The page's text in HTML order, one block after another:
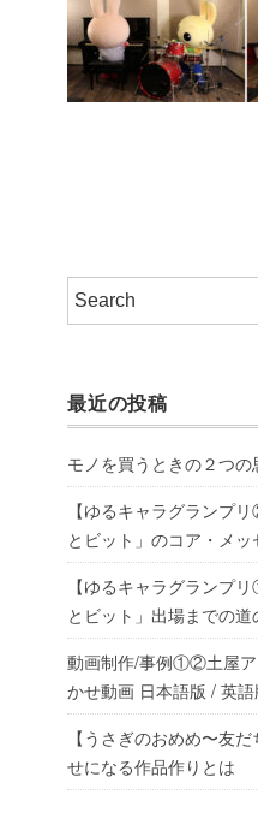
最近の投稿
モノを買うときの２つの
【ゆるキャラグランプ
とビット」のコア・メッ
【ゆるキャラグランプ
とビット」出場までの道
動画制作/事例①②土屋ア
かせ動画 日本語版 / 英語
【うさぎのおめめ〜友
せになる作品作りとは